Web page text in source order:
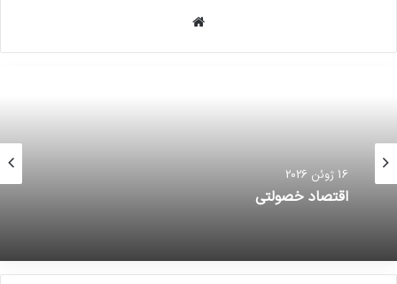
16 ژوئن 2026
اقتصاد خصولتی